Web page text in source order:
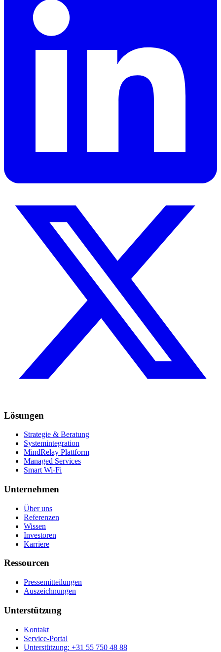
Lösungen
Strategie & Beratung
Systemintegration
MindRelay Plattform
Managed Services
Smart Wi-Fi
Unternehmen
Über uns
Referenzen
Wissen
Investoren
Karriere
Ressourcen
Pressemitteilungen
Auszeichnungen
Unterstützung
Kontakt
Service-Portal
Unterstützung: +31 55 750 48 88